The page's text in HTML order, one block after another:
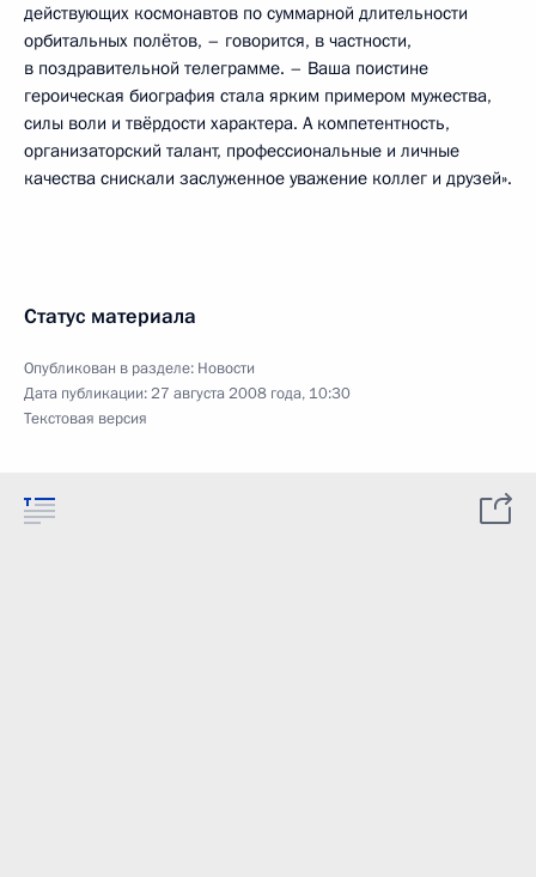
действующих космонавтов по суммарной длительности
орбитальных полётов, – говорится, в частности,
в поздравительной телеграмме. – Ваша поистине
героическая биография стала ярким примером мужества,
силы воли и твёрдости характера. А компетентность,
организаторский талант, профессиональные и личные
качества снискали заслуженное уважение коллег и друзей».
Статус материала
Опубликован в разделе: Новости
Дата публикации:27 августа 2008 года, 10:30
Текстовая версия